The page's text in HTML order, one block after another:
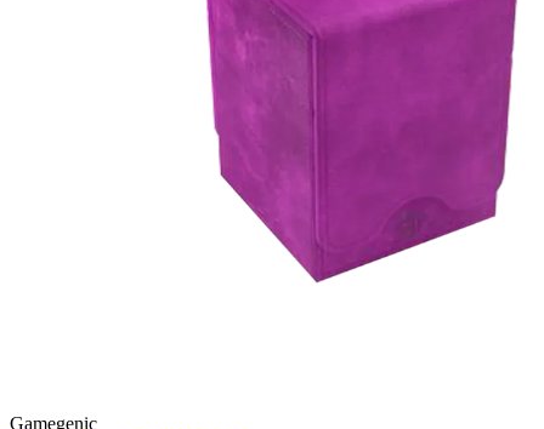
Gamegenic